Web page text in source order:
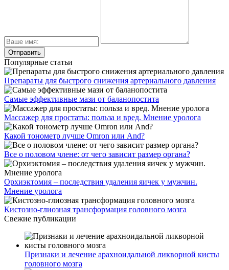
Популярные статьи
Препараты для быстрого снижения артериального давления
Самые эффективные мази от баланопостита
Массажер для простаты: польза и вред. Мнение уролога
Какой тонометр лучше Omron или And?
Все о половом члене: от чего зависит размер органа?
Орхиэктомия – последствия удаления яичек у мужчин.
Мнение уролога
Кистозно-глиозная трансформация головного мозга
Свежие публикации
Признаки и лечение арахноидальной ликворной кисты
головного мозга